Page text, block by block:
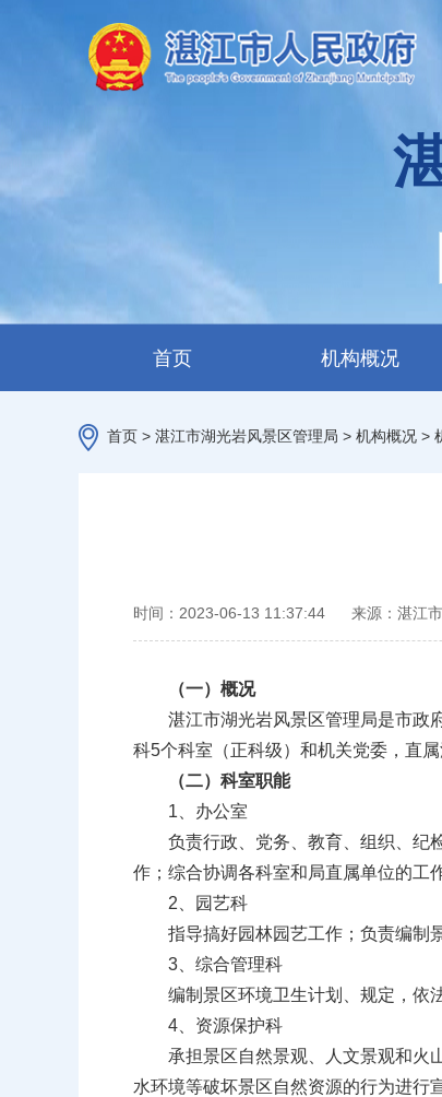
首页 机构概况
首页 > 湛江市湖光岩风景区管理局 > 机构概况 >
时间：2023-06-13 11:37:44 来源：湛江
（一）概况
湛江市湖光岩风景区管理局是市政府
科5个科室（正科级）和机关党委，直
（二）科室职能
1、办公室
负责行政、党务、教育、组织、纪检
作；综合协调各科室和局直属单位的工
2、园艺科
指导搞好园林园艺工作；负责编制景
3、综合管理科
编制景区环境卫生计划、规定，依法
4、资源保护科
承担景区自然景观、人文景观和火山
水环境等破坏景区自然资源的行为进行